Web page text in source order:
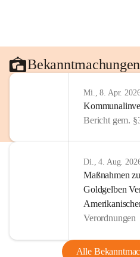
Bekanntmachungen
Mi., 8. Apr.
Bericht gem.
Di., 4. Aug.
Maßnahmen
Goldgelben
Verordnungen
Alle